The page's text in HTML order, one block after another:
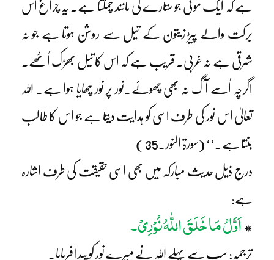
ہے کہ ایک موتی جو ستارے کی مانند چمکتا ہے۔ یہ چراغ اس
برکت والے پیڑ زیتون کے تیل سے روشن ہوتا ہے جو نہ
شرقی ہے نہ غربی۔ قریب ہے کہ اس کا تیل بھڑک اُٹھے۔
اگرچہ اُسے آگ نہ بھی چھوئے۔نور پر نور چھایا ہوا ہے۔ اللہ
تعالیٰ اس نور کی طرف اسی کو ہدایت دیتا ہے جو اس کا طالب
بنتا ہے۔‘‘ (سورۃ النور۔35 )
درج ذیل حدیث مبارکہ میں بھی اسی حقیقت کی طرف اشارہ
ہے:
* اَوَّلُ مَا خَلَقَ اللّٰہُ نُوْرِیْ۔
ترجمہ: سب سے پہلے اللہ نے میرے نور کو پیدا فرمایا۔